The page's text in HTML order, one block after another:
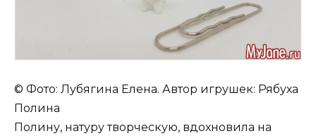
© Фото: Лубягина Елена. Автор игрушек: Рябуха
Полина
Полину, натуру творческую, вдохновила на